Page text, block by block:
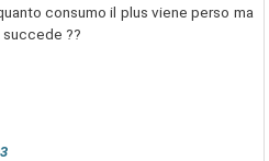
consumo il plus viene perso ma
succede ??